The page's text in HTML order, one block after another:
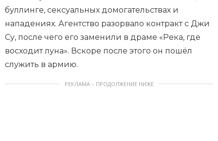
буллинге, сексуальных домогательствах и
нападениях. Агентство разорвало контракт с Джи
Су, после чего его заменили в драме «Река, где
восходит луна». Вскоре после этого он пошёл
служить в армию.
РЕКЛАМА – ПРОДОЛЖЕНИЕ НИЖЕ